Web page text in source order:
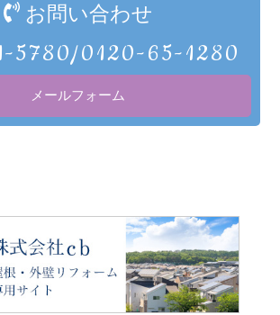
お問い合わせ
5780/0120-65-1280
メールフォーム